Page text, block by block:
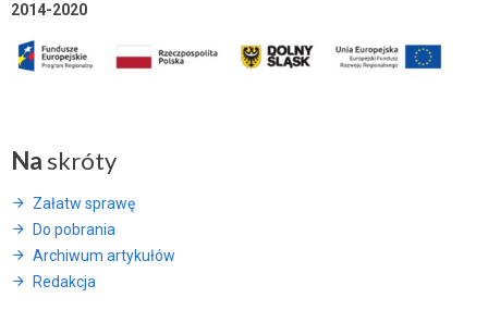
2014-2020
Na skróty
Załatw sprawę
Do pobrania
Archiwum artykułów
Redakcja